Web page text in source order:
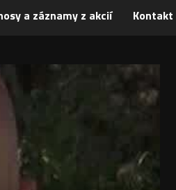
a záznamy z akcií Kontakt